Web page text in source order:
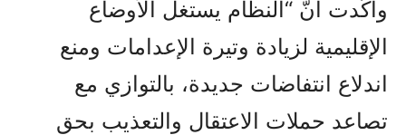
وأكّدت أنّ “النظام يستغل الأوضاع
الإقليمية لزيادة وتيرة الإعدامات ومنع
اندلاع انتفاضات جديدة، بالتوازي مع
تصاعد حملات الاعتقال والتعذيب بحق